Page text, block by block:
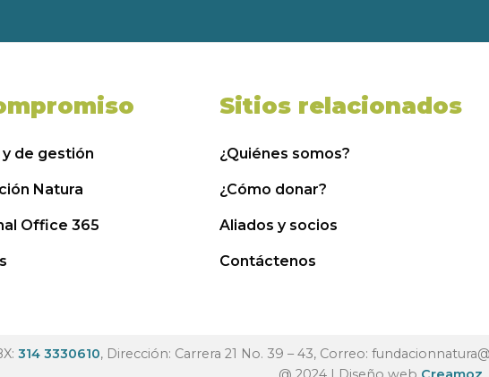
de gestión
Natura
Office 365
Sitios relacionados
¿Quiénes somos?
¿Cómo donar?
Aliados y socios
Contáctenos
314 3330610, Dirección: Carrera 21 No. 39 – 43, Correo: